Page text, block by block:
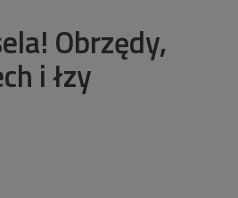
Obrzędy,
i łzy